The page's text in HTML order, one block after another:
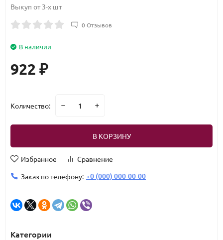
Выкуп от 3-х шт
0 Отзывов
В наличии
922 ₽
Количество:
В КОРЗИНУ
Избранное
Сравнение
Заказ по телефону: +0 (000) 000-00-00
Категории